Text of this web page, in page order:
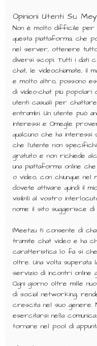
Opinioni Utenti Su
Non è molto difficile
questa piattaforma, che
nel server, ottenere
diversi scopi. Tutti i dati
chat, le videochiamate, il
e molto altro, possono
di video-chat più popolari
utenti casuali per
entrambi. Un utente può
interessi e Omegle
qualcuno che ha interessi
che l’utente non
gratuito e non richiede
una piattaforma online
o video, con chiunque
dovete attivare quindi il
visibili al vostro
nome il sito suggerisce di
IMeetzu ti consente di
tramite chat video e ha
caratteristica lo fa sì che
oltre. Una volta superata
servizio di incontri
Ogni giorno oltre mille
di social networking,
crescita nel suo genere.
esercitarsi nella
tornare nel pool di